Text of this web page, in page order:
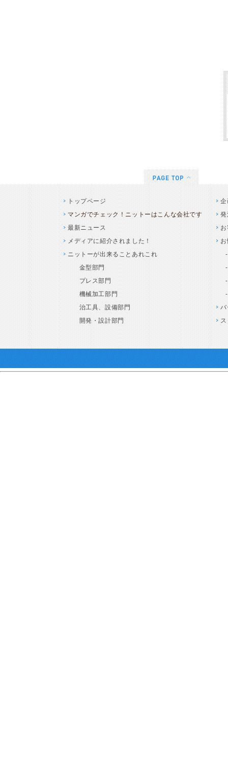
トップページ
マンガでチェック！ニットーはこんな会社です
最新ニュース
メディアに紹介されました！
ニットーが出来ることあれこれ
金型部門
プレス部門
機械加工部門
治工具、設備部門
開発・設計部門
企
発
お
お
バ
ス